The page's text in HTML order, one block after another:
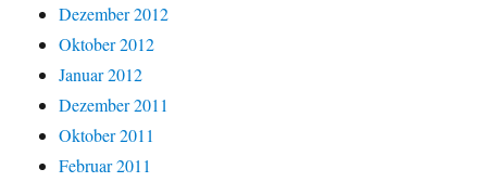
Dezember 2012
Oktober 2012
Januar 2012
Dezember 2011
Oktober 2011
Februar 2011